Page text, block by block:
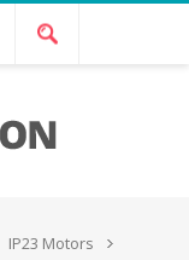
IP23 Motors